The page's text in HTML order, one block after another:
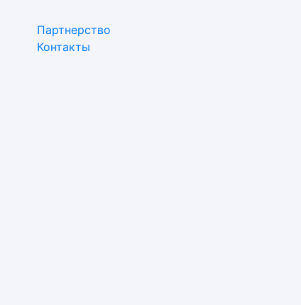
Партнерство
Контакты